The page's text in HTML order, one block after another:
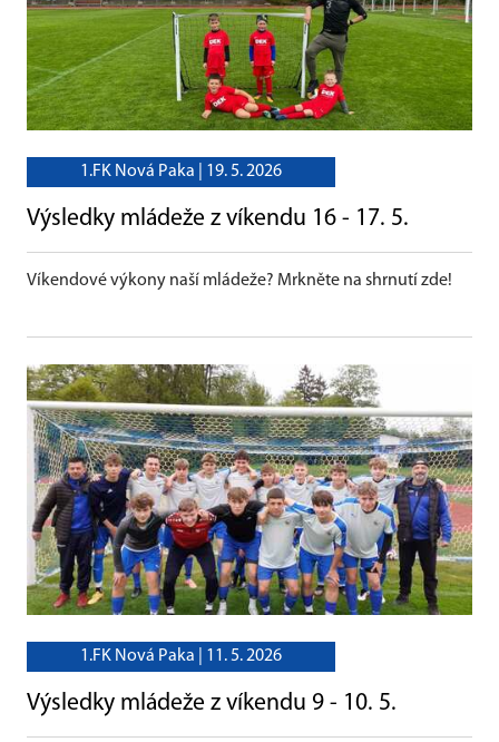
1.FK Nová Paka | 19. 5. 2026
Výsledky mládeže z víkendu 16 - 17. 5.
Víkendové výkony naší mládeže? Mrkněte na shrnutí zde!
1.FK Nová Paka | 11. 5. 2026
Výsledky mládeže z víkendu 9 - 10. 5.